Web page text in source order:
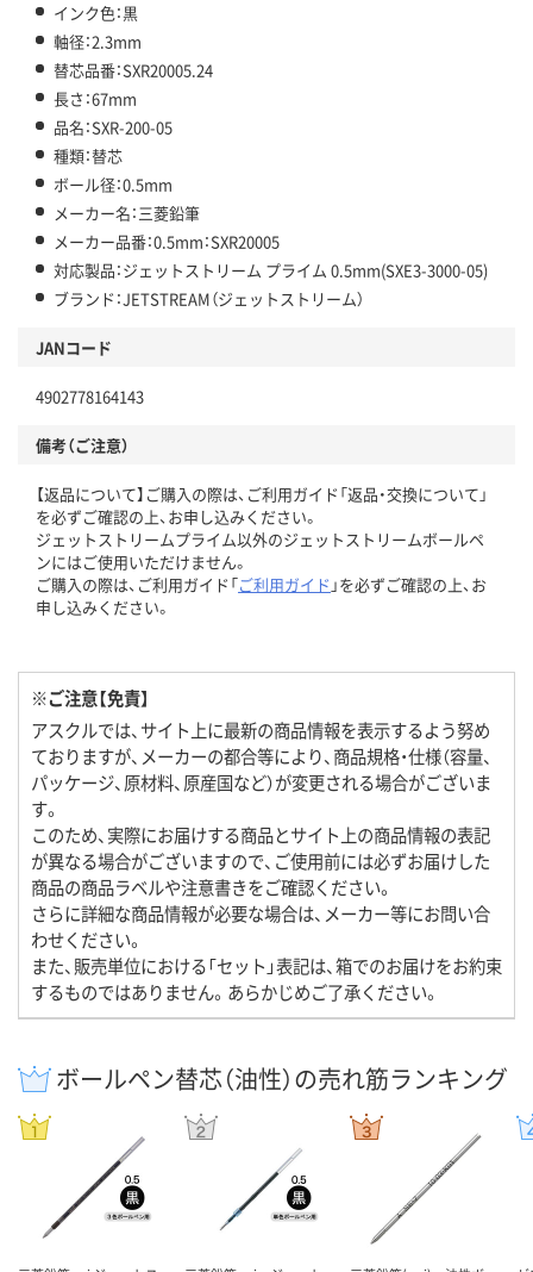
インク色：黒
軸径：2.3mm
替芯品番：SXR20005.24
長さ：67mm
品名：SXR-200-05
種類：替芯
ボール径：0.5mm
メーカー名：三菱鉛筆
メーカー品番：0.5mm：SXR20005
対応製品：ジェットストリーム プライム 0.5mm(SXE3-3000-05)
ブランド：JETSTREAM（ジェットストリーム）
JANコード
4902778164143
備考（ご注意）
【返品について】ご購入の際は、ご利用ガイド「返品・交換について」
を必ずご確認の上、お申し込みください。
ジェットストリームプライム以外のジェットストリームボールペ
ンにはご使用いただけません。
ご購入の際は、ご利用ガイド「ご利用ガイド 」を必ずご確認の上、お
申し込みください。
※ご注意【免責】
アスクルでは、サイト上に最新の商品情報を表示するよう努め
ておりますが、メーカーの都合等により、商品規格・仕様（容量、
パッケージ、原材料、原産国など）が変更される場合がございま
す。
このため、実際にお届けする商品とサイト上の商品情報の表記
が異なる場合がございますので、ご使用前には必ずお届けした
商品の商品ラベルや注意書きをご確認ください。
さらに詳細な商品情報が必要な場合は、メーカー等にお問い合
わせください。
また、販売単位における「セット」表記は、箱でのお届けをお約束
するものではありません。あらかじめご了承ください。
ボールペン替芯（油性）の売れ筋ランキング